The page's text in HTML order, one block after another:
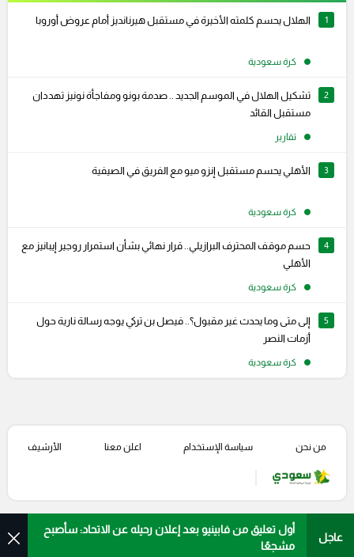
1 الهلال يحسم كلمته الأخيرة في مستقبل هيرنانديز أمام عروض أوروبا
كرة سعودية
2
تشكيل الهلال في الموسم الجديد .. صدمة بونو ومفاجأة نونيز تهددان
مستقبل القائد
تقارير
3 الأهلي يحسم مستقبل إنزو ميو مع الفريق في الصيفية
كرة سعودية
4
حسم موقف المحترف البرازيلي.. قرار نهائي بشأن استمرار روجير إيبانيز مع
الأهلي
كرة سعودية
5
إلى متى وما يحدث غير مقبول؟.. فيصل بن تركي يوجه رسالة نارية حول
أزمات النصر
كرة سعودية
عاجل
أول تعليق من فابينيو بعد إعلان رحيله عن الاتحاد: سأصبح
مشجعًا
من نحن سياسة الإستخدام اعلن معنا الأرشيف